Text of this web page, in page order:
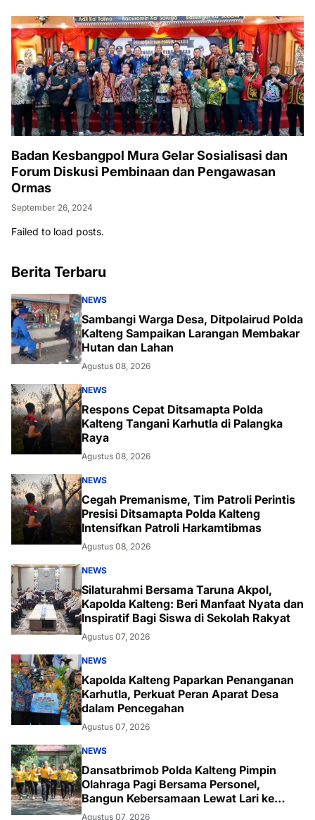
Badan Kesbangpol Mura Gelar Sosialisasi dan
Forum Diskusi Pembinaan dan Pengawasan
Ormas
September 26, 2024
Failed to load posts.
Berita Terbaru
NEWS
Sambangi Warga Desa, Ditpolairud Polda
Kalteng Sampaikan Larangan Membakar
Hutan dan Lahan
Agustus 08, 2026
NEWS
Respons Cepat Ditsamapta Polda
Kalteng Tangani Karhutla di Palangka
Raya
Agustus 08, 2026
NEWS
Cegah Premanisme, Tim Patroli Perintis
Presisi Ditsamapta Polda Kalteng
Intensifkan Patroli Harkamtibmas
Agustus 08, 2026
NEWS
Silaturahmi Bersama Taruna Akpol,
Kapolda Kalteng: Beri Manfaat Nyata dan
Inspiratif Bagi Siswa di Sekolah Rakyat
Agustus 07, 2026
NEWS
Kapolda Kalteng Paparkan Penanganan
Karhutla, Perkuat Peran Aparat Desa
dalam Pencegahan
Agustus 07, 2026
NEWS
Dansatbrimob Polda Kalteng Pimpin
Olahraga Pagi Bersama Personel,
Bangun Kebersamaan Lewat Lari ke
Bukit Baranahu
Agustus 07, 2026